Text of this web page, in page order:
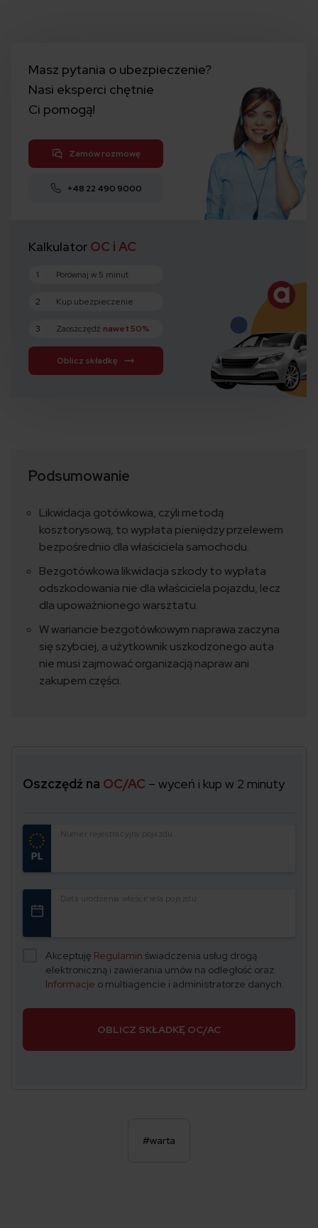
Masz pytania o ubezpieczenie?
Nasi eksperci chętnie
Ci pomogą!
Zamów rozmowę
+48 22 490 9000
Kalkulator OC i AC
1 Porównaj w 5 minut
2 Kup ubezpieczenie
3 Zaoszczędź nawet 50%
Oblicz składkę
Podsumowanie
Likwidacja gotówkowa, czyli metodą
kosztorysową, to wypłata pieniędzy przelewem
bezpośrednio dla właściciela samochodu.
Bezgotówkowa likwidacja szkody to wypłata
odszkodowania nie dla właściciela pojazdu, lecz
dla upoważnionego warsztatu.
W wariancie bezgotówkowym naprawa zaczyna
się szybciej, a użytkownik uszkodzonego auta
nie musi zajmować organizacją napraw ani
zakupem części.
Oszczędź na OC/AC – wyceń i kup w 2 minuty
Numer rejestracyjny pojazdu
Data urodzenia właściciela pojazdu
Akceptuję Regulamin świadczenia usług drogą
elektroniczną i zawierania umów na odległość oraz
Informacje o multiagencie i administratorze danych.
OBLICZ SKŁADKĘ OC/AC
#warta